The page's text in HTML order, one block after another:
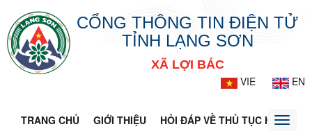
CỔNG THÔNG TIN ĐIỆN TỬ
TỈNH LẠNG SƠN
XÃ LỢI BÁC
VIE
EN
TRANG CHỦ GIỚI THIỆU HỎI ĐÁP VỀ THỦ TỤC HÀNHToggle